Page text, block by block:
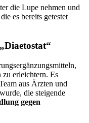
die Lupe nehmen und
es bereits getestet
erleichtern. Es
aus Ärzten und
die steigende
gegen